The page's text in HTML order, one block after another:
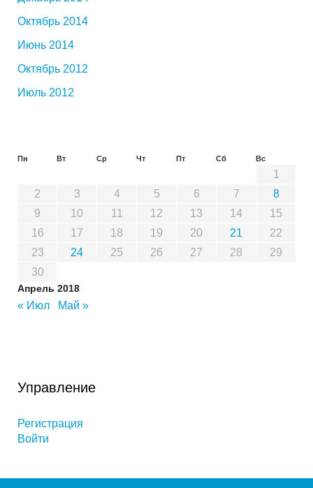
Октябрь 2014
Июнь 2014
Октябрь 2012
Июль 2012
Апрель 2018
Пн Вт Ср Чт Пт Сб Вс
1
2
3 4 5 6 7
8
9
10 11 12 13 14
15
16
17 18 19 20 21
22
23
24 25 26 27 28
29
30
« Июл Май »
Управление
Регистрация
Войти